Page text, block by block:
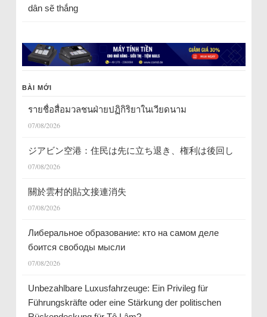
dân sẽ thắng
BÀI MỚI
รายชื่อสื่อมวลชนฝ่ายปฏิกิริยาในเวียดนาม
07/08/2026
ジアビン空港：住民は先に立ち退き、権利は後回し
07/08/2026
關於雲村的貼文接連消失
07/08/2026
Либеральное образование: кто на самом деле
боится свободы мысли
07/08/2026
Unbezahlbare Luxusfahrzeuge: Ein Privileg für
Führungskräfte oder eine Stärkung der politischen